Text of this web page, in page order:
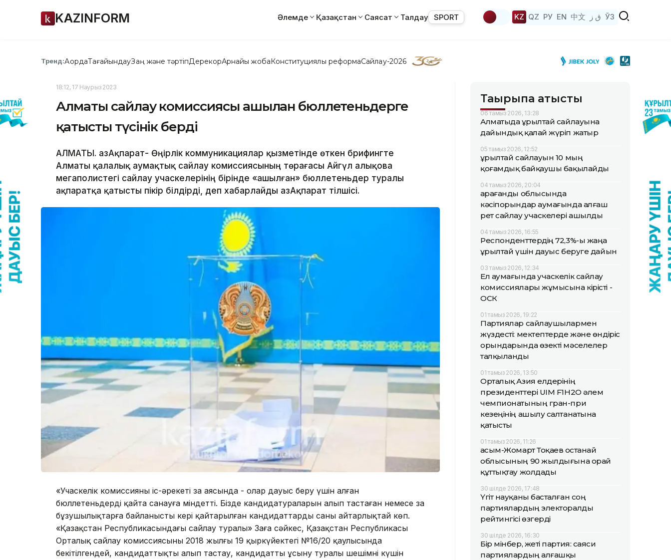
KAZINFORM Әлемде Қазақстан Саясат Талдау SPORT KZ QZ РУ EN 中文 ق ز ЎЗ
Тренд:АқордаТағайындауЗаң және тәртіпДерекқорАрнайы жобаКонституциялық реформаСайлау-2026
18:12, 17 Наурыз 2023
Алматы сайлау комиссиясы ашылған бюллетеньдерге
қатысты түсінік берді
АЛМАТЫ. ҚазАқпарат- Өңірлік коммуникациялар қызметінде өткен брифингте
Алматы қалалық аумақтық сайлау комиссиясының төрағасы Айгүл Қалықова
мегаполистегі сайлау учаскелерінің бірінде «ашылған» бюллетеньдер туралы
ақпаратқа қатысты пікір білдірді, деп хабарлайды ҚазАқпарат тілшісі.
«Учаскелік комиссияның іс-әрекеті заң аясында - олар дауыс беру үшін алған
бюллетеньдерді қайта санауға міндетті. Бізде кандидатураларын алып тастаған немесе заң
бұзушылықтарға байланысты кері қайтарылған кандидаттардың саны айтарлықтай көп.
«Қазақстан Республикасындағы сайлау туралы» Заңға сәйкес, Қазақстан Республикасы
Орталық сайлау комиссиясының 2018 жылғы 19 қыркүйектегі №16/20 қаулысында
бекітілгендей, кандидаттықты алып тастау, кандидатты ұсыну туралы шешімнің күшін
Тақырыпқа қатысты
06 тамыз 2026, 13:28
Алматыда Құрылтай сайлауына
дайындық қалай жүріп жатыр
05 тамыз 2026, 12:52
Құрылтай сайлауын 10 мың
қоғамдық байқаушы бақылайды
04 тамыз 2026, 20:04
Қарағанды облысында
кәсіпорындар аумағында алғаш
рет сайлау учаскелері ашылды
04 тамыз 2026, 16:55
Респонденттердің 72,3%-ы жаңа
Құрылтай үшін дауыс беруге дайын
03 тамыз 2026, 12:34
Ел аумағында учаскелік сайлау
комиссиялары жұмысына кірісті -
ОСК
01 тамыз 2026, 19:22
Партиялар сайлаушылармен
жүздесті: мектептерде және өндіріс
орындарында өзекті мәселелер
талқыланды
01 тамыз 2026, 13:50
Орталық Азия елдерінің
президенттері UIM F1H2O әлем
чемпионатының гран-при
кезеңінің ашылу салтанатына
қатысты
01 тамыз 2026, 11:26
Қасым-Жомарт Тоқаев Қостанай
облысының 90 жылдығына орай
құттықтау жолдады
30 шілде 2026, 17:48
Үгіт науқаны басталған соң
партиялардың электоралды
рейтингісі өзгерді
30 шілде 2026, 16:30
Бір мінбер, жеті партия: саяси
партиялардың алғашқы